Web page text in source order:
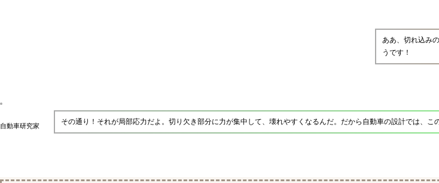
ああ、切れ込み
うです！
自動車研究家 その通り！それが局部応力だよ。切り欠き部分に力が集中して、壊れやすくなるんだ。だから自動車の設計では、こ